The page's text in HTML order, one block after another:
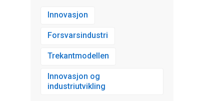
Innovasjon
Forsvarsindustri
Trekantmodellen
Innovasjon og
industriutvikling